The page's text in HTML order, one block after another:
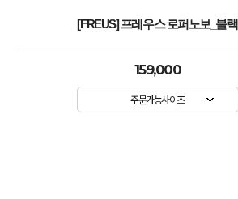
[FREUS] 프레우스 로퍼노보_블랙
159,000
주문가능사이즈